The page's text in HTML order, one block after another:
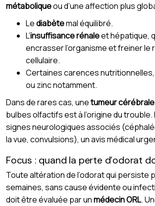
métaboliqueou d’une affection plus
Lediabètemal équilibré.
L’insuffisance rénaleet hépatique,
encrasser l’organisme et freiner le
cellulaire.
Certaines carences nutritionnelles,
ou zinc notamment.
Dans de rares cas, unetumeur cérébrale
bulbes olfactifs est à l’origine du
signes neurologiques associés
la vue, convulsions), un avis médical
Focus : quand la perte d’odorat
Toute altération de l’odorat qui persiste
semaines, sans cause évidente ou
doit être évaluée par unmédecin ORL.